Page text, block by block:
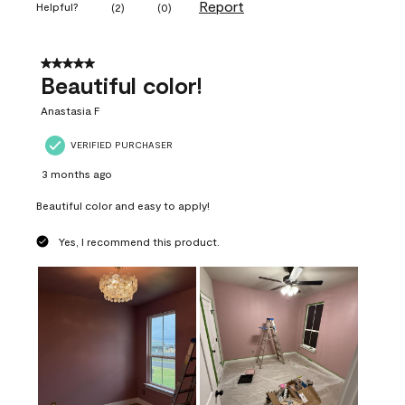
Helpful? (2) (0) Report
5 out of 5 stars.
Beautiful color!
Anastasia F
VERIFIED PURCHASER
3 months ago
Beautiful color and easy to apply!
Yes, I recommend this product.